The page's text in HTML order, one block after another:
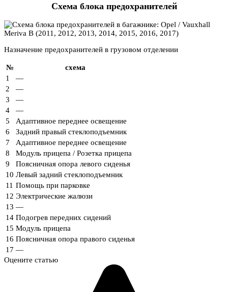
Схема блока предохранителей
Назначение предохранителей в грузовом отделении
№
схема
1
—
2
—
3
—
4
—
5
Адаптивное переднее освещение
6
Задний правый стеклоподъемник
7
Адаптивное переднее освещение
8
Модуль прицепа / Розетка прицепа
9
Поясничная опора левого сиденья
10 Левый задний стеклоподъемник
11 Помощь при парковке
12 Электрические жалюзи
13 —
14 Подогрев передних сидений
15 Модуль прицепа
16 Поясничная опора правого сиденья
17 —
Оцените статью